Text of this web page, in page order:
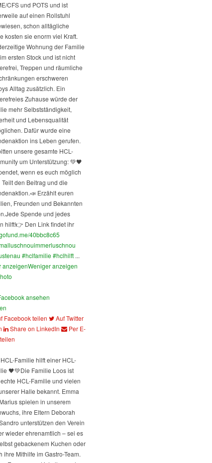
CFS und POTS und ist
auf einen Rollstuhl
schon alltägliche
kosten sie enorm viel Kraft.
Wohnung der Familie
ersten Stock und ist nicht
Treppen und räumliche
erschweren
Alltag zusätzlich. Ein
Zuhause würde der
mehr Selbstständigkeit,
und Lebensqualität
Dafür wurde eine
ins Leben gerufen.
unsere gesamte HCL-
um Unterstützung: 💚🖤
wenn es euch möglich
Teilt den Beitrag und die
📣 Erzählt euren
Freunden und Bekannten
Jede Spende und jedes
hilft!👉 Den Link findet ihr
40bbc8c65
#hclfamilie#hclhilft ...
anzeigenWeniger anzeigen
ansehen
Facebook teilen
Auf Twitter
Share on LinkedIn
Per E-
Familie hilft einer HCL-
🖤💚Die Familie Loos ist
HCL-Familie und vielen
Halle bekannt. Emma
spielen in unserem
ihre Eltern Deborah
unterstützen den Verein
wieder ehrenamtlich – sei es
gebackenem Kuchen oder
ihre Mithilfe im Gastro-Team.